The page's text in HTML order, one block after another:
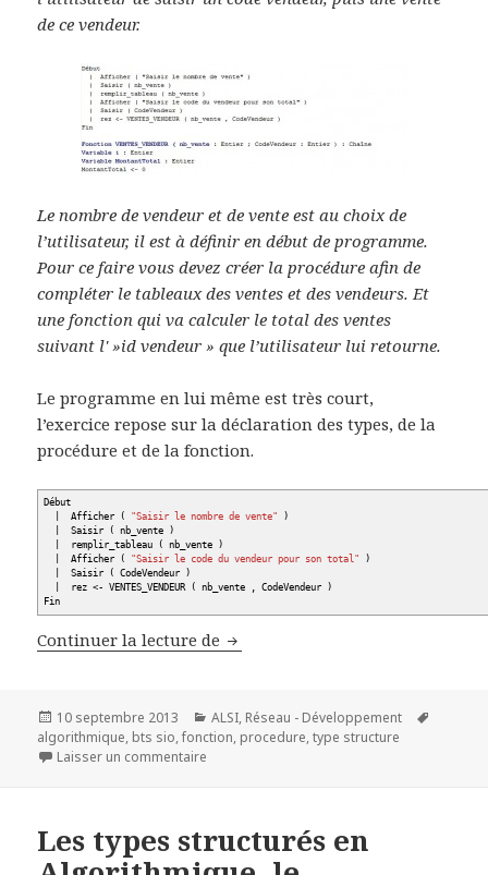
de ce vendeur.
Le nombre de vendeur et de vente est au choix de
l’utilisateur, il est à définir en début de programme.
Pour ce faire vous devez créer la procédure afin de
compléter le tableaux des ventes et des vendeurs. Et
une fonction qui va calculer le total des ventes
suivant l' »id vendeur » que l’utilisateur lui retourne.
Le programme en lui même est très court,
l’exercice repose sur la déclaration des types, de la
procédure et de la fonction.
Début
Afficher ( "Saisir le nombre de vente"
)
Saisir ( nb_vente
)
remplir_tableau ( nb_vente
)
Afficher ( "Saisir le code du vendeur pour son total"
)
Saisir ( CodeVendeur
)
rez<- VENTES_VENDEUR ( nb_vente , CodeVendeur
)
Fin
Continuer la lecture de Travaux pratique sur les types
Publié
le
10 septembre 2013 Catégories
ALSI, Réseau - Développement
algorithmique, bts sio,fonction, procedure,type structure
Laisser un commentaire
Les types structurés en